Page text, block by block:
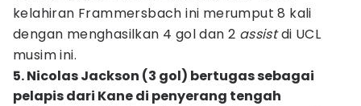
kelahiran Frammersbach ini merumput 8 kali
dengan menghasilkan 4 gol dan 2 assistdi UCL
musim ini.
5. Nicolas Jackson (3 gol) bertugas sebagai
pelapis dari Kane di penyerang tengah